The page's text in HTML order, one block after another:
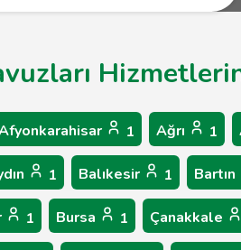
1 Ağrı 1
1 Balıkesir 1 Bartın
1 Bursa 1 Çanakkale